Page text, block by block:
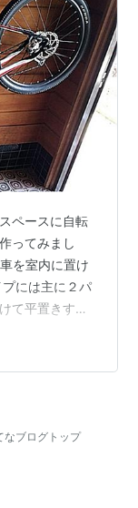
ペースに自転
ってみまし
を室内に置け
には主に２パ
て平置きする
材などや金具
お手軽なので
て銘木を使っ
残っていて、
ですけ…
なブログトップ